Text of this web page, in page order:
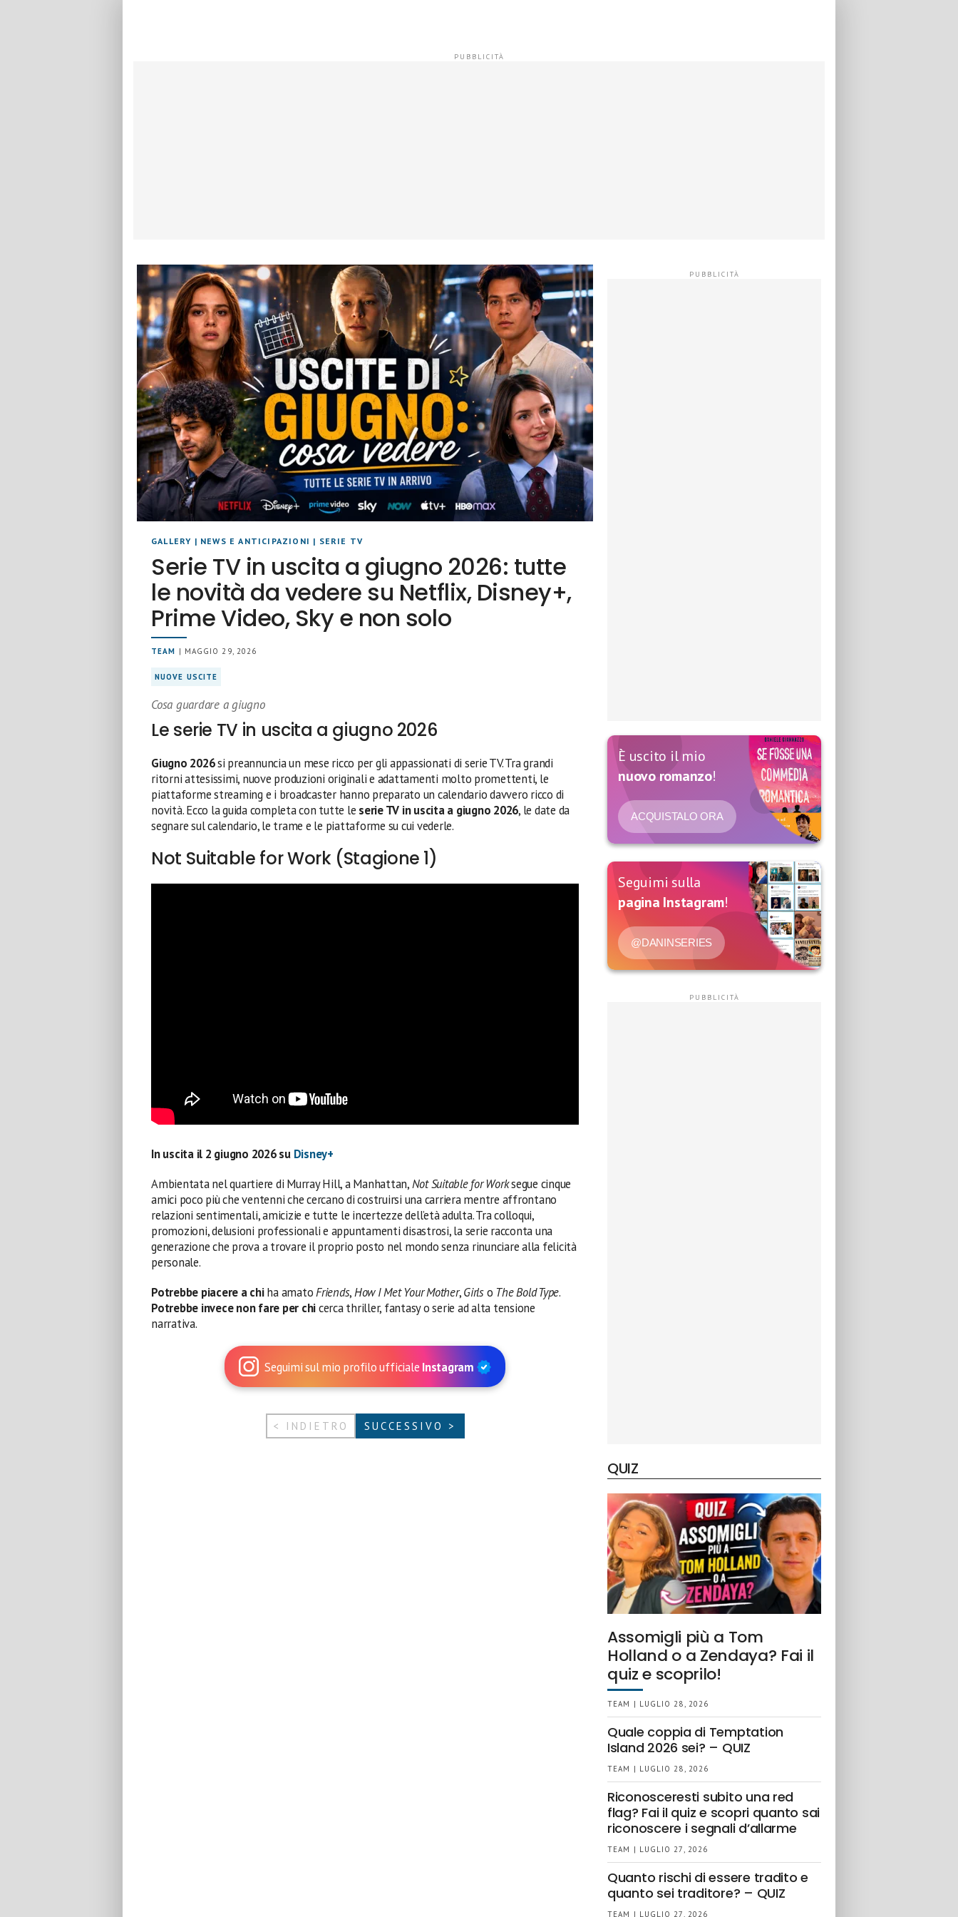
GALLERY | NEWS E ANTICIPAZIONI | SERIE TV
Serie TV in uscita a giugno 2026: tutte
le novità da vedere su Netflix, Disney+,
Prime Video, Sky e non solo
TEAM | MAGGIO 29, 2026
NUOVE USCITE
Cosa guardare a giugno
Le serie TV in uscita a giugno 2026
Giugno 2026si preannuncia un mese ricco per gli appassionati di serie TV. Tra grandi
ritorni attesissimi, nuove produzioni originali e adattamenti molto promettenti, le
piattaforme streaming e i broadcaster hanno preparato un calendario davvero ricco di
novità. Ecco la guida completa con tutte le serie TV in uscita a giugno 2026, le date da
segnare sul calendario, le trame e le piattaforme su cui vederle.
Not Suitable for Work (Stagione 1)
In uscita il 2 giugno 2026 su Disney+
Ambientata nel quartiere di Murray Hill, a Manhattan,Not Suitable for Worksegue cinque
amici poco più che ventenni che cercano di costruirsi una carriera mentre affrontano
relazioni sentimentali, amicizie e tutte le incertezze dell’età adulta. Tra colloqui,
promozioni, delusioni professionali e appuntamenti disastrosi, la serie racconta una
generazione che prova a trovare il proprio posto nel mondo senza rinunciare alla felicità
personale.
Potrebbe piacere a chiha amatoFriends,How I Met Your Mother,Girlso The Bold Type.
Potrebbe invece non fare per chicerca thriller, fantasy o serie ad alta tensione
narrativa.
Seguimi sul mio profilo ufficiale Instagram
< INDIETRO SUCCESSIVO >
È uscito il mio
nuovo romanzo!
ACQUISTALO ORA
Seguimi sulla
pagina Instagram!
@DANINSERIES
QUIZ
Assomigli più a Tom
Holland o a Zendaya? Fai il
quiz e scoprilo!
TEAM | LUGLIO 28, 2026
Quale coppia di Temptation
Island 2026 sei? – QUIZ
TEAM | LUGLIO 28, 2026
Riconosceresti subito una red
flag? Fai il quiz e scopri quanto sai
riconoscere i segnali d’allarme
TEAM | LUGLIO 27, 2026
Quanto rischi di essere tradito e
quanto sei traditore? – QUIZ
TEAM | LUGLIO 27, 2026